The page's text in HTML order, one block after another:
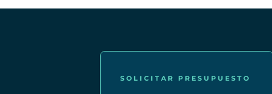
SOLICITAR PRESUPUESTO